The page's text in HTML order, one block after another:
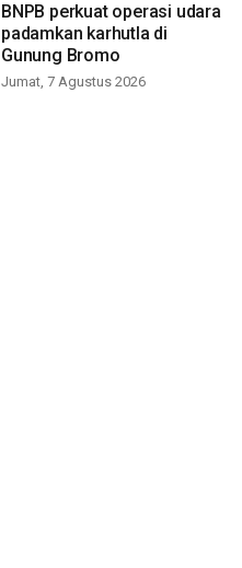
BNPB perkuat operasi udara
padamkan karhutla di
Gunung Bromo
Jumat, 7 Agustus 2026